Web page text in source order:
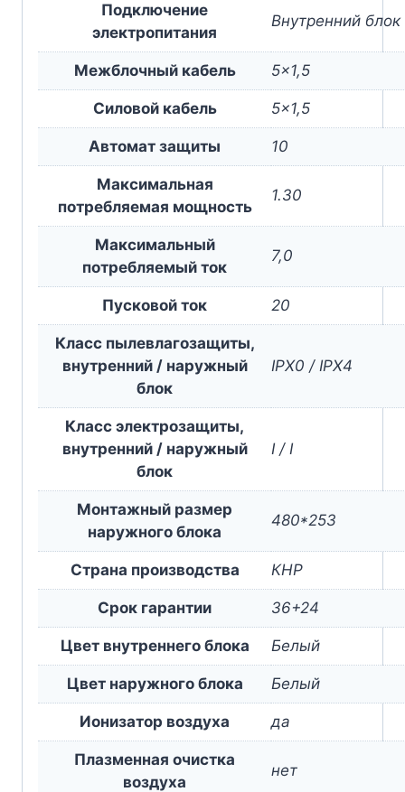
Подключение
электропитания
Внутренний блок
Межблочный кабель 5×1,5
Силовой кабель 5×1,5
Автомат защиты 10
Максимальная
потребляемая мощность
1.30
Максимальный
потребляемый ток
7,0
Пусковой ток 20
Класс пылевлагозащиты,
внутренний / наружный
блок
IPX0 / IPX4
Класс электрозащиты,
внутренний / наружный
блок
I / I
Монтажный размер
наружного блока
480*253
Страна производства КНР
Срок гарантии 36+24
Цвет внутреннего блока Белый
Цвет наружного блока Белый
Ионизатор воздуха да
Плазменная очистка
воздуха
нет